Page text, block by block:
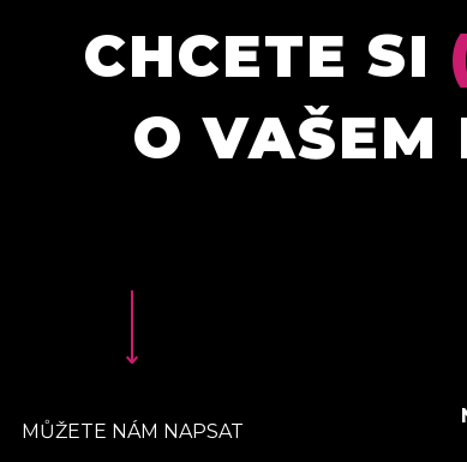
CHCETE SI
O VAŠEM
MŮŽETE NÁM NAPSAT